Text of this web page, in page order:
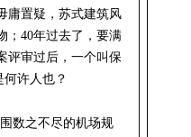
庸置疑，苏式建筑风
；40年过去了，要满
评审过后，一个叫保
许人也？
数之不尽的机场规